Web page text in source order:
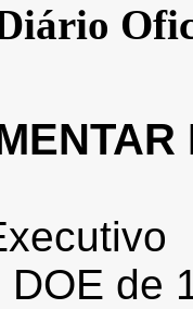
de